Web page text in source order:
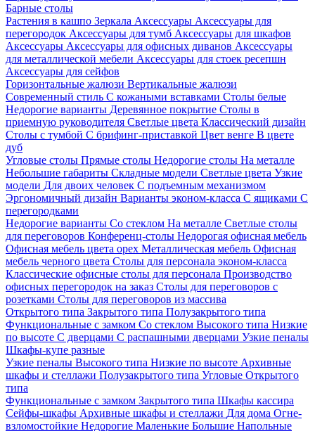
Барные столы
Растения в кашпо Зеркала Аксессуары Аксессуары для
перегородок Аксессуары для тумб Аксессуары для шкафов
Аксессуары Аксессуары для офисных диванов Аксессуары
для металлической мебели Аксессуары для стоек ресепшн
Аксессуары для сейфов
Горизонтальные жалюзи Вертикальные жалюзи
Современный стиль С кожаными вставками Столы белые
Недорогие варианты Деревянное покрытие Столы в
приемную руководителя Светлые цвета Классический дизайн
Столы с тумбой С брифинг-приставкой Цвет венге В цвете
дуб
Угловые столы Прямые столы Недорогие столы На металле
Небольшие габариты Складные модели Светлые цвета Узкие
модели Для двоих человек С подъемным механизмом
Эргономичный дизайн Варианты эконом-класса С ящиками С
перегородками
Недорогие варианты Со стеклом На металле Светлые столы
для переговоров Конференц-столы Недорогая офисная мебель
Офисная мебель цвета орех Металлическая мебель Офисная
мебель черного цвета Столы для персонала эконом-класса
Классические офисные столы для персонала Производство
офисных перегородок на заказ Столы для переговоров с
розетками Столы для переговоров из массива
Открытого типа Закрытого типа Полузакрытого типа
Функциональные с замком Со стеклом Высокого типа Низкие
по высоте С дверцами С распашными дверцами Узкие пеналы
Шкафы-купе разные
Узкие пеналы Высокого типа Низкие по высоте Архивные
шкафы и стеллажи Полузакрытого типа Угловые Открытого
типа
Функциональные с замком Закрытого типа Шкафы кассира
Сейфы-шкафы Архивные шкафы и стеллажи Для дома Огне-
взломостойкие Недорогие Маленькие Большие Напольные